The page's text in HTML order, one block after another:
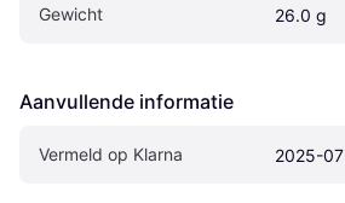
Gewicht 26.0 g
Aanvullende informatie
Vermeld op Klarna 2025-